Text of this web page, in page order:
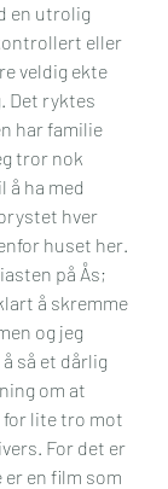
en utrolig
eller
veldig ekte
Det ryktes
har familie
tror nok
å ha med
hver
huset her.
på Ås;
å skremme
og jeg
så et dårlig
om at
for lite tro mot
For det er
en film som